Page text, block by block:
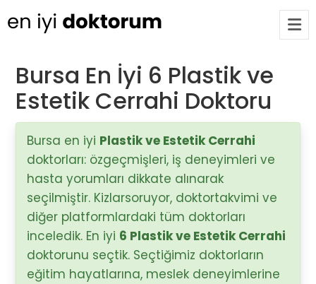
Op. Dr. Ayşecan Enmutlu
Adana / Seyhan
Doç. Dr. Songül Alemdaroğlu
Adana / Seyhan
Tüm Doktorlar
Tüm doktorları göster
Bursa En İyi 6 Plastik ve
Estetik Cerrahi Doktoru
Bursa en iyi Plastik ve Estetik Cerrahi
doktorları: özgeçmişleri, iş deneyimleri ve
hasta yorumları dikkate alınarak
seçilmiştir. Kizlarsoruyor, doktortakvimi ve
diğer platformlardaki tüm doktorları
inceledik. En iyi 6 Plastik ve Estetik Cerrahi
doktorunu seçtik. Seçtiğimiz doktorların
eğitim hayatlarına, meslek deneyimlerine